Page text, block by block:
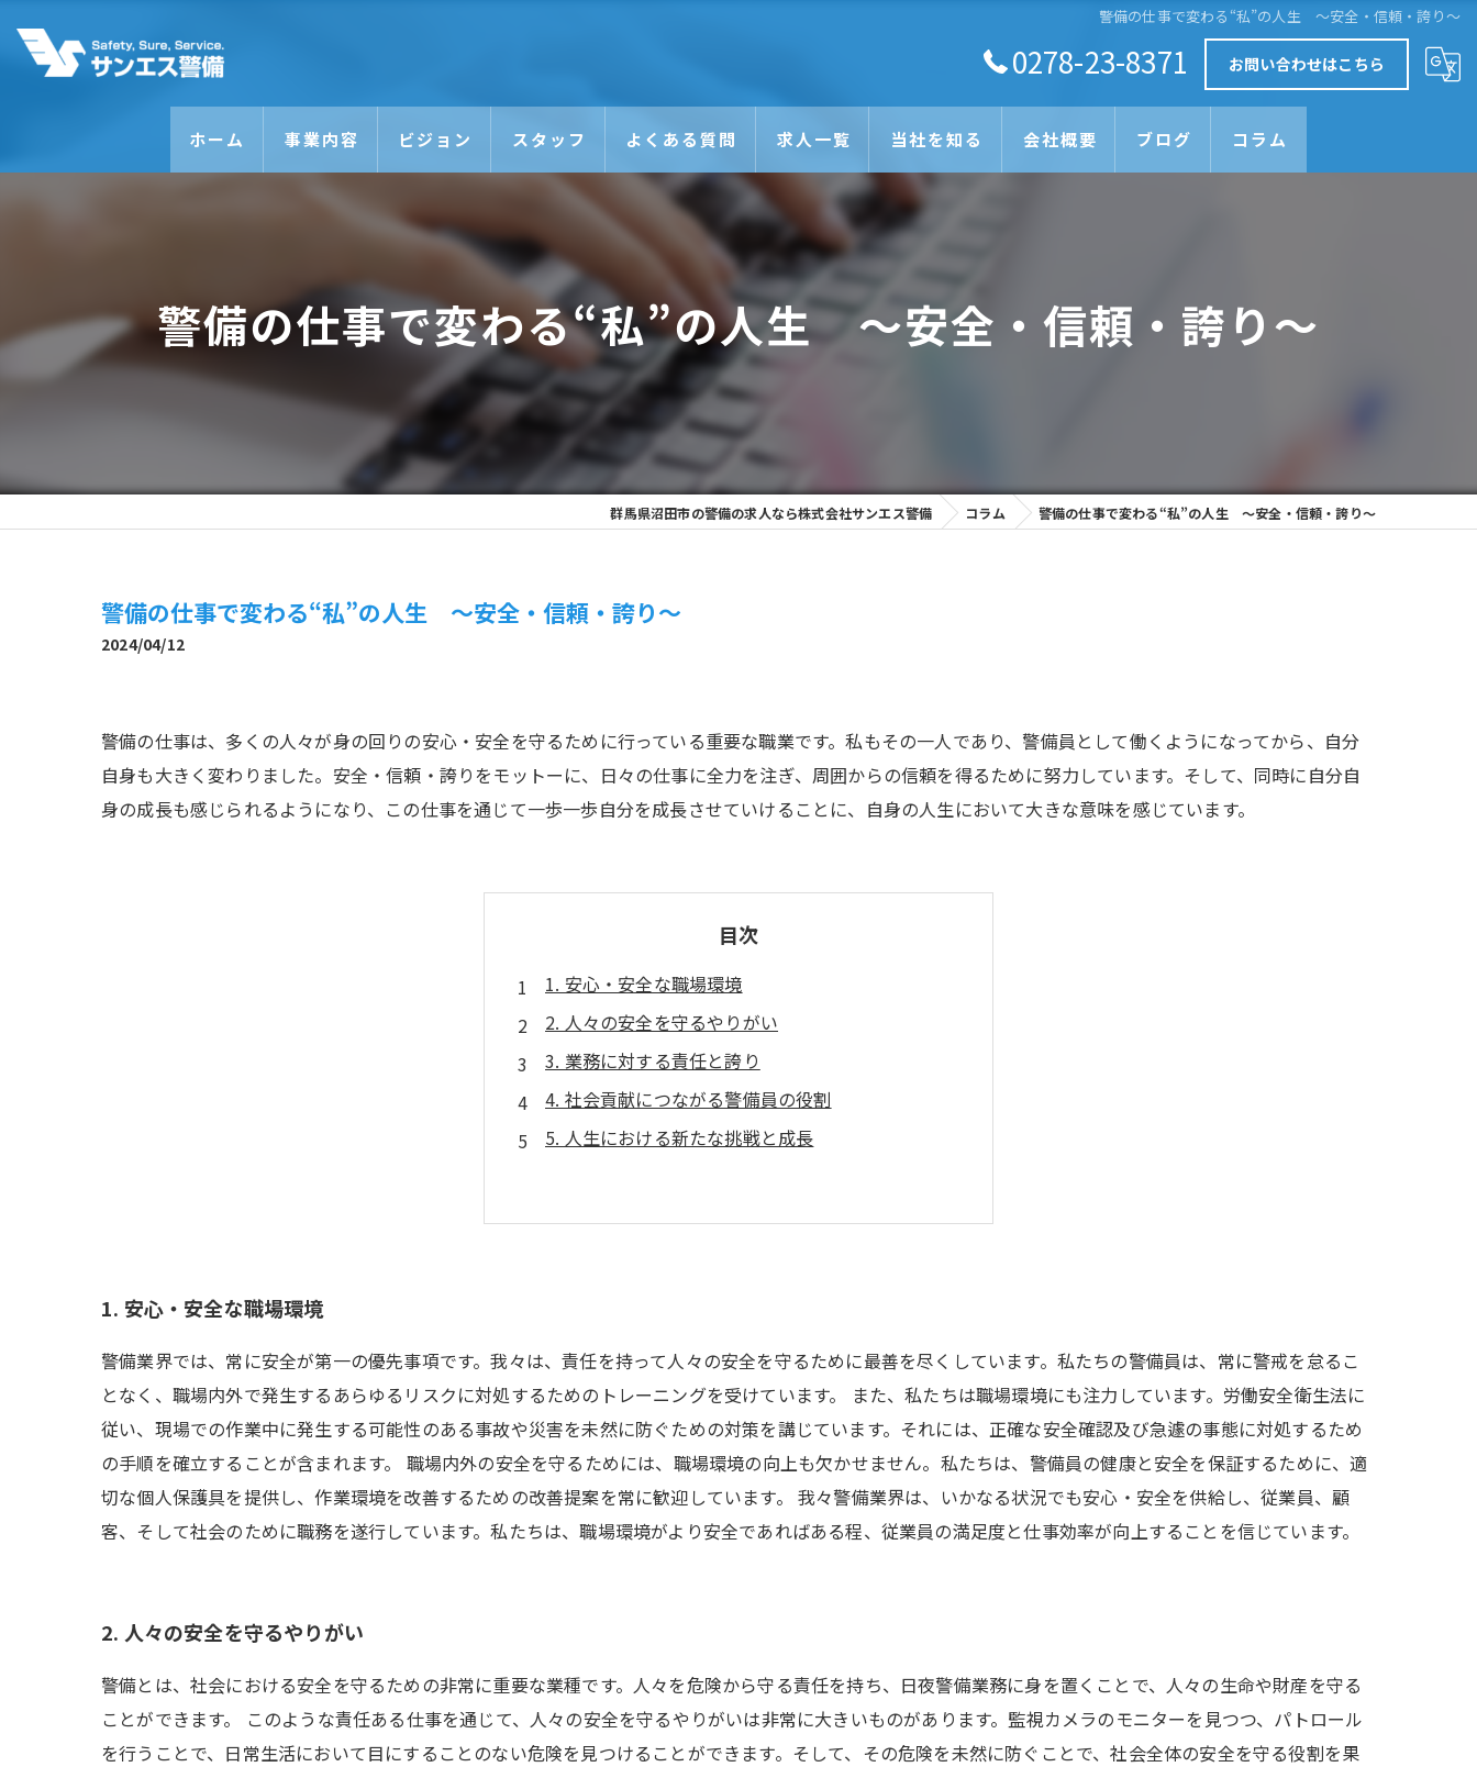
警備の仕事で変わる“私”の人生 ～安全・信頼・誇り～
0278-23-8371 お問い合わせはこちら
ホーム 事業内容 ビジョン スタッフ よくある質問 求人一覧 当社を知る
未経験
正社員
会社概要 ブログ コラム
警備の仕事で変わる“私”の人生 ～安全・信頼・誇り～
群馬県沼田市の警備の求人なら株式会社サンエス警備 コラム 警備の仕事で変わる“私”の人生 ～安全・信頼・誇り～
警備の仕事で変わる“私”の人生 ～安全・信頼・誇り～
2024/04/12
警備の仕事は、多くの人々が身の回りの安心・安全を守るために行っている重要な職業です。私もその一人であり、警備員として働くようになってから、自分
自身も大きく変わりました。安全・信頼・誇りをモットーに、日々の仕事に全力を注ぎ、周囲からの信頼を得るために努力しています。そして、同時に自分自
身の成長も感じられるようになり、この仕事を通じて一歩一歩自分を成長させていけることに、自身の人生において大きな意味を感じています。
目次
1. 安心・安全な職場環境
2. 人々の安全を守るやりがい
3. 業務に対する責任と誇り
4. 社会貢献につながる警備員の役割
5. 人生における新たな挑戦と成長
1. 安心・安全な職場環境
警備業界では、常に安全が第一の優先事項です。我々は、責任を持って人々の安全を守るために最善を尽くしています。私たちの警備員は、常に警戒を怠るこ
となく、職場内外で発生するあらゆるリスクに対処するためのトレーニングを受けています。 また、私たちは職場環境にも注力しています。労働安全衛生法に
従い、現場での作業中に発生する可能性のある事故や災害を未然に防ぐための対策を講じています。それには、正確な安全確認及び急遽の事態に対処するため
の手順を確立することが含まれます。 職場内外の安全を守るためには、職場環境の向上も欠かせません。私たちは、警備員の健康と安全を保証するために、適
切な個人保護具を提供し、作業環境を改善するための改善提案を常に歓迎しています。 我々警備業界は、いかなる状況でも安心・安全を供給し、従業員、顧
客、そして社会のために職務を遂行しています。私たちは、職場環境がより安全であればある程、従業員の満足度と仕事効率が向上することを信じています。
2. 人々の安全を守るやりがい
警備とは、社会における安全を守るための非常に重要な業種です。人々を危険から守る責任を持ち、日夜警備業務に身を置くことで、人々の生命や財産を守る
ことができます。 このような責任ある仕事を通じて、人々の安全を守るやりがいは非常に大きいものがあります。監視カメラのモニターを見つつ、パトロール
を行うことで、日常生活において目にすることのない危険を見つけることができます。そして、その危険を未然に防ぐことで、社会全体の安全を守る役割を果